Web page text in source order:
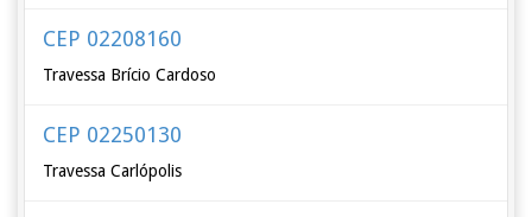
CEP 02208160
Travessa Brício Cardoso
CEP 02250130
Travessa Carlópolis